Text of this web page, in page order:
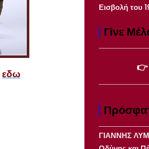
εδω
Εισβολή του
Γίνε
ΓΙΑΝΝΗΣ